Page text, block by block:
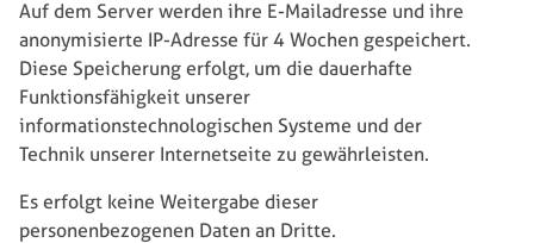
Auf dem Server werden ihre E-Mailadresse und ihre
anonymisierte IP-Adresse für 4 Wochen gespeichert.
Diese Speicherung erfolgt, um die dauerhafte
Funktionsfähigkeit unserer
informationstechnologischen Systeme und der
Technik unserer Internetseite zu gewährleisten.
Es erfolgt keine Weitergabe dieser
personenbezogenen Daten an Dritte.